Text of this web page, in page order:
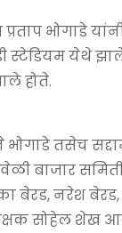
प्रताप भोगाडे
येथे
होते.
भोगाडे तसेच
बाजार
बेरड, नरेश
सोहेल शेख